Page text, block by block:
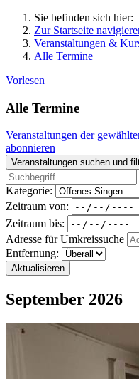
Sie befinden sich hier:
Zur Startseite
Veranstaltungen &
Alle Termine
Vorlesen
Alle Termine
Veranstaltungen der
abonnieren
Veranstaltungen suchen und
Kategorie:
Zeitraum von:
Zeitraum bis:
Adresse für Umkreissuche
Entfernung:
Aktualisieren
September 2026